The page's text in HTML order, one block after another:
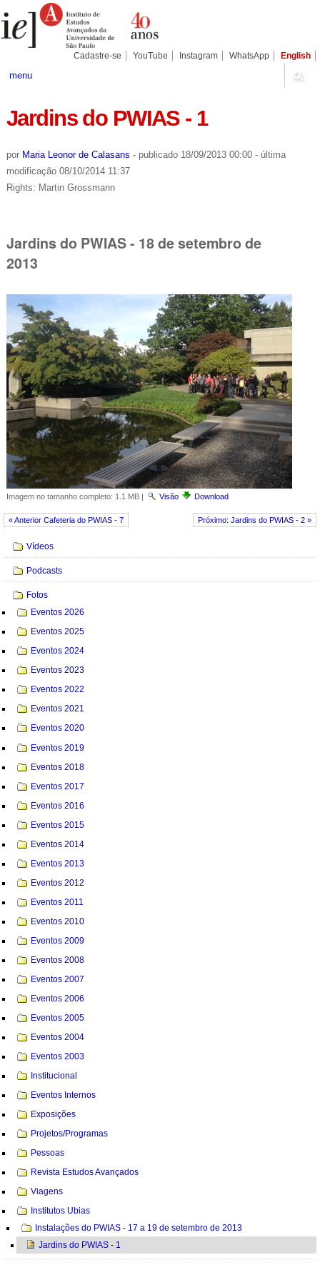
para
conteúdo.
Pessoais
Cadastre-se YouTube Instagram WhatsApp English
menu
Jardins do PWIAS - 1
por Maria Leonor de Calasans - publicado18/09/2013 00:00 - última
modificação08/10/2014 11:37
Rights: Martin Grossmann
Jardins do PWIAS - 18 de setembro de
2013
Imagem no tamanho completo: 1.1 MB| Visão Download
« Anterior Cafeteria do PWIAS - 7 Próximo: Jardins do PWIAS - 2 »
Vídeos
Podcasts
Fotos
Eventos 2026
Eventos 2025
Eventos 2024
Eventos 2023
Eventos 2022
Eventos 2021
Eventos 2020
Eventos 2019
Eventos 2018
Eventos 2017
Eventos 2016
Eventos 2015
Eventos 2014
Eventos 2013
Eventos 2012
Eventos 2011
Eventos 2010
Eventos 2009
Eventos 2008
Eventos 2007
Eventos 2006
Eventos 2005
Eventos 2004
Eventos 2003
Institucional
Eventos Internos
Exposições
Projetos/Programas
Pessoas
Revista Estudos Avançados
Viagens
Institutos Ubias
Instalações do PWIAS - 17 a 19 de setembro de 2013
Jardins do PWIAS - 1